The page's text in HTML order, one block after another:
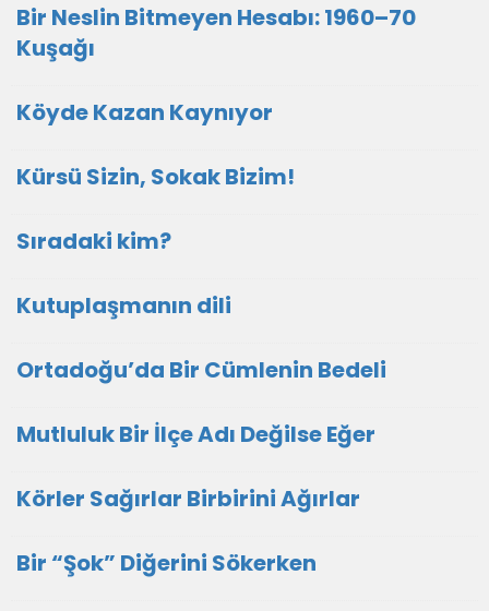
Bir Neslin Bitmeyen Hesabı: 1960–70
Kuşağı
Köyde Kazan Kaynıyor
Kürsü Sizin, Sokak Bizim!
Sıradaki kim?
Kutuplaşmanın dili
Ortadoğu’da Bir Cümlenin Bedeli
Mutluluk Bir İlçe Adı Değilse Eğer
Körler Sağırlar Birbirini Ağırlar
Bir “Şok” Diğerini Sökerken